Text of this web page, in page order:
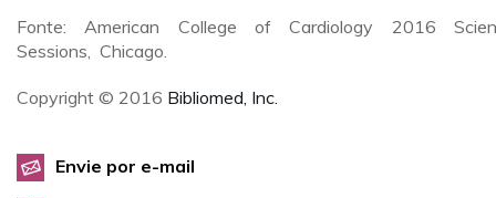
Fonte: American College of Cardiology 2016
Sessions, Chicago.
Copyright © 2016 Bibliomed, Inc.
Envie por e-mail